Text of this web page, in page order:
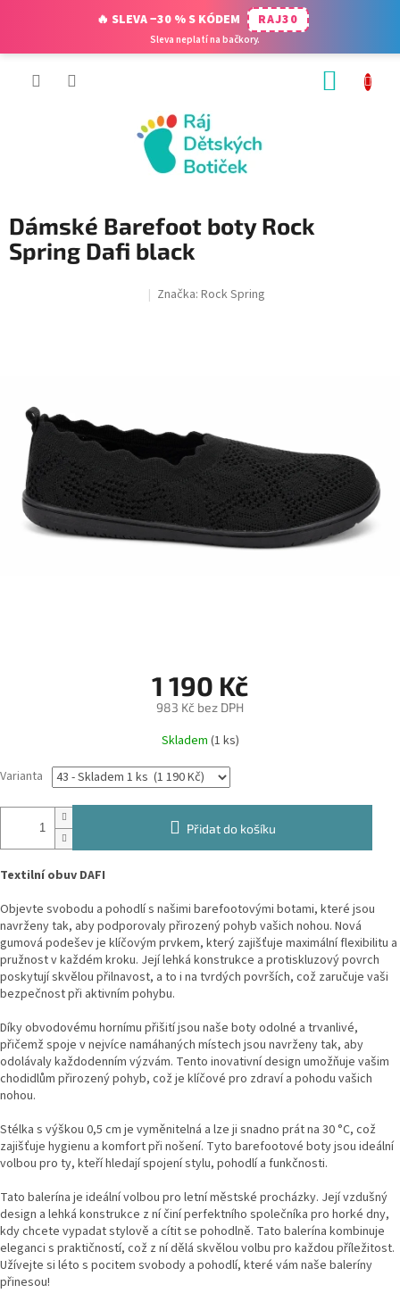
Dámské Barefoot boty Rock
Spring Dafi black
Značka: Rock Spring
1 190 Kč
983 Kč bez DPH
Měrná
cena:
Skladem (1 ks)
Varianta
Přidat do košíku
Textilní obuv DAFI
Objevte svobodu a pohodlí s našimi barefootovými botami, které jsou
navrženy tak, aby podporovaly přirozený pohyb vašich nohou. Nová
gumová podešev je klíčovým prvkem, který zajišťuje maximální flexibilitu a
pružnost v každém kroku. Její lehká konstrukce a protiskluzový povrch
poskytují skvělou přilnavost, a to i na tvrdých površích, což zaručuje vaši
bezpečnost při aktivním pohybu.
Díky obvodovému hornímu přišití jsou naše boty odolné a trvanlivé,
přičemž spoje v nejvíce namáhaných místech jsou navrženy tak, aby
odolávaly každodenním výzvám. Tento inovativní design umožňuje vašim
chodidlům přirozený pohyb, což je klíčové pro zdraví a pohodu vašich
nohou.
Stélka s výškou 0,5 cm je vyměnitelná a lze ji snadno prát na 30 °C, což
zajišťuje hygienu a komfort při nošení. Tyto barefootové boty jsou ideální
volbou pro ty, kteří hledají spojení stylu, pohodlí a funkčnosti.
Tato balerína je ideální volbou pro letní městské procházky. Její vzdušný
design a lehká konstrukce z ní činí perfektního společníka pro horké dny,
kdy chcete vypadat stylově a cítit se pohodlně. Tato balerína kombinuje
eleganci s praktičností, což z ní dělá skvělou volbu pro každou příležitost.
Užívejte si léto s pocitem svobody a pohodlí, které vám naše baleríny
přinesou!
🔥 SLEVA −30 % S KÓDEM RAJ30
Sleva neplatí na bačkory.